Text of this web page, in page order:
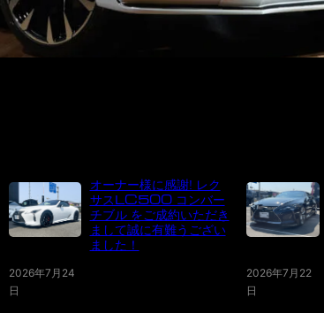
2026年7月24
日
オーナー様に感謝! レク
サスLC500 コンバー
チブル をご成約いただき
まして誠に有難うござい
ました！
2026年7月22
日